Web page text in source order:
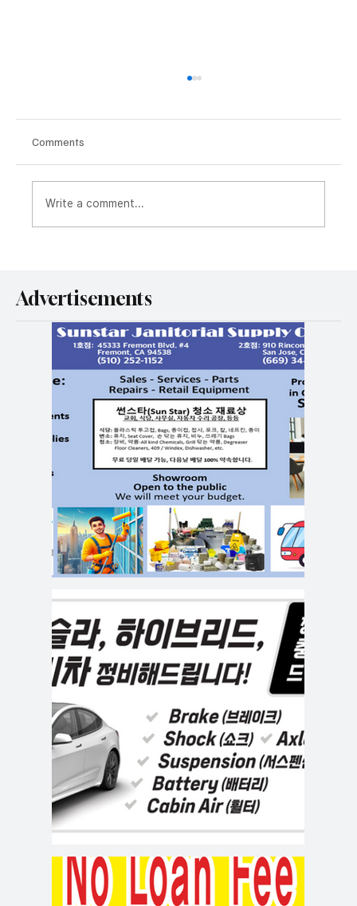
Comments
Write a comment...
Advertisements